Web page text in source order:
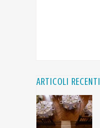
ARTICOLI RECENTI